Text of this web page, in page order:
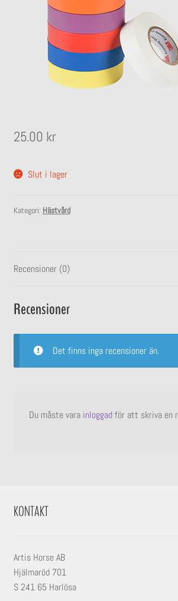
Stall
25.00 kr
Slut i lager
Kategori: Hästvård
Recensioner (0)
Recensioner
Det finns inga recensioner än.
Du måste vara inloggadför att skriva en
KONTAKT
Artis Horse AB
Hjälmaröd 701
S 241 65 Harlösa